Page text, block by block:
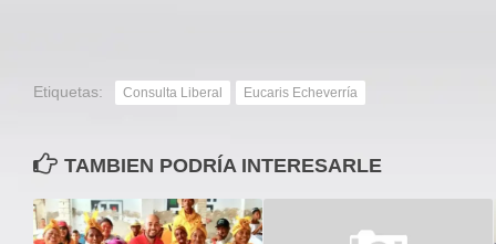
Etiquetas: Consulta Liberal Eucaris Echeverría
TAMBIEN PODRÍA INTERESARLE